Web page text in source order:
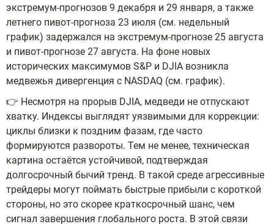
экстремум-прогнозов 9 декабря и 29 января, а также
летнего пивот-прогноза 23 июля (см. недельный
график) задержался на экстремум-прогнозе 25 августа
и пивот-прогнозе 27 августа. На фоне новых
исторических максимумов S&P и DJIA возникла
медвежья дивергенция с NASDAQ (см. график).
👉 Несмотря на прорыв DJIA, медведи не отпускают
хватку. Индексы выглядят уязвимыми для коррекции:
циклы близки к поздним фазам, где часто
формируются развороты. Тем не менее, техническая
картина остаётся устойчивой, подтверждая
долгосрочный бычий тренд. В такой среде агрессивные
трейдеры могут поймать быстрые прибыли с короткой
стороны, но это скорее краткосрочный шанс, чем
сигнал завершения глобального роста. В этой связи